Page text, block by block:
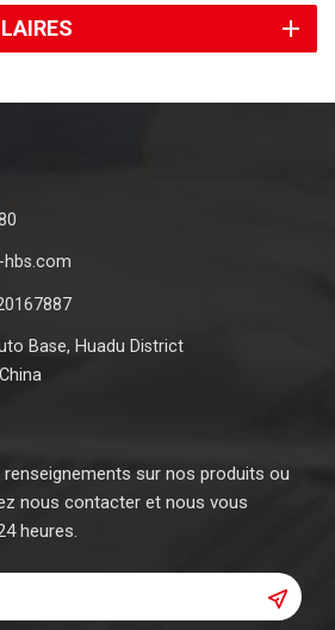
hbs.com
Base, Huadu District
sur nos produits ou
nous contacter et nous vous
heures.